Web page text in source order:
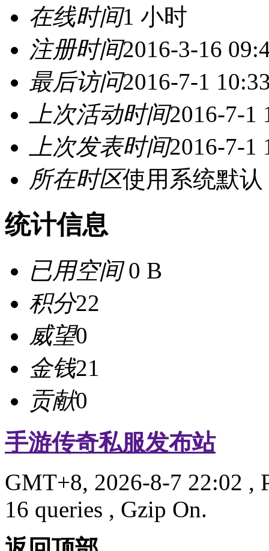
在线时间1 小时
注册时间2016-3-16
最后访问2016-7-1
上次活动时间2016-7-1
上次发表时间2016-7-1
所在时区使用系统默认
统计信息
已用空间0 B
积分22
威望0
金钱21
贡献0
手游传奇私服发布站
GMT+8, 2026-8-7 22:02 ,
16 queries , Gzip On.